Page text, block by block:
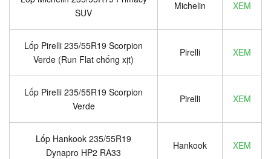
SUV
Michelin XEM
Lốp Pirelli 235/55R19 Scorpion
Verde (Run Flat chống xịt)
Pirelli XEM
Lốp Pirelli 235/55R19 Scorpion
Verde
Pirelli XEM
Lốp Hankook 235/55R19
Dynapro HP2 RA33
Hankook XEM